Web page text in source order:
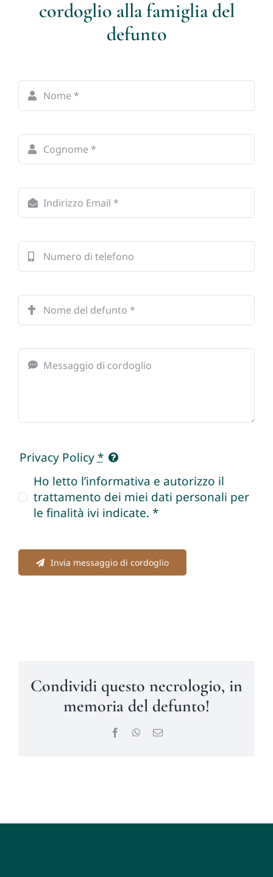
cordoglio alla famiglia del
defunto
Privacy Policy*
Ho letto l’informativa e autorizzo il
trattamento dei miei dati personali per
le finalità ivi indicate. *
Invia messaggio di cordoglio
Condividi questo necrologio, in
memoria del defunto!
FacebookWhatsApp
Email